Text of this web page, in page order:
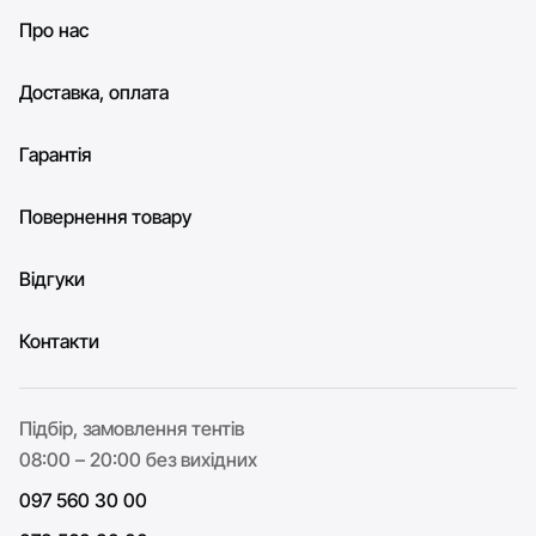
Про нас
Доставка, оплата
Гарантія
Повернення товару
Відгуки
Контакти
Підбір, замовлення тентів
08:00 – 20:00 без вихідних
097 560 30 00